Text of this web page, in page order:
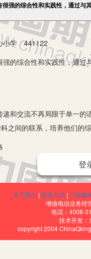
强的综合性和实践性，通过
小学 441122
综合性和实践性，通过
交流不再局限于单一的
之间的联系，培养他们
物理、化学、生物等具
于生态系统的知识，用小
学科学进行讲解和讨论。
历史、地理、政治等与
的地理位置、气候、资源
登
关于我们 | 联系方式 | 广告服
增值电信业务经
电话：4008-
技术开发：
copyright 2004